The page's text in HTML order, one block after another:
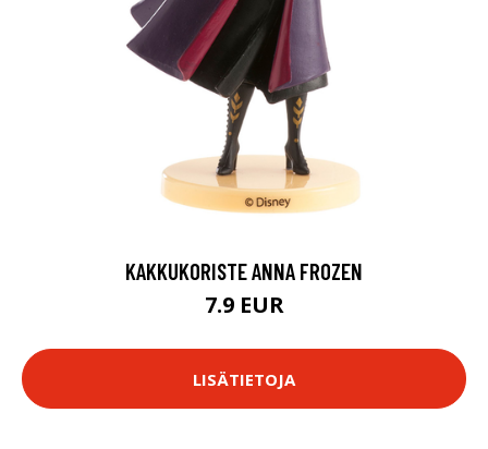
KAKKUKORISTE ANNA FROZEN
7.9 EUR
LISÄTIETOJA